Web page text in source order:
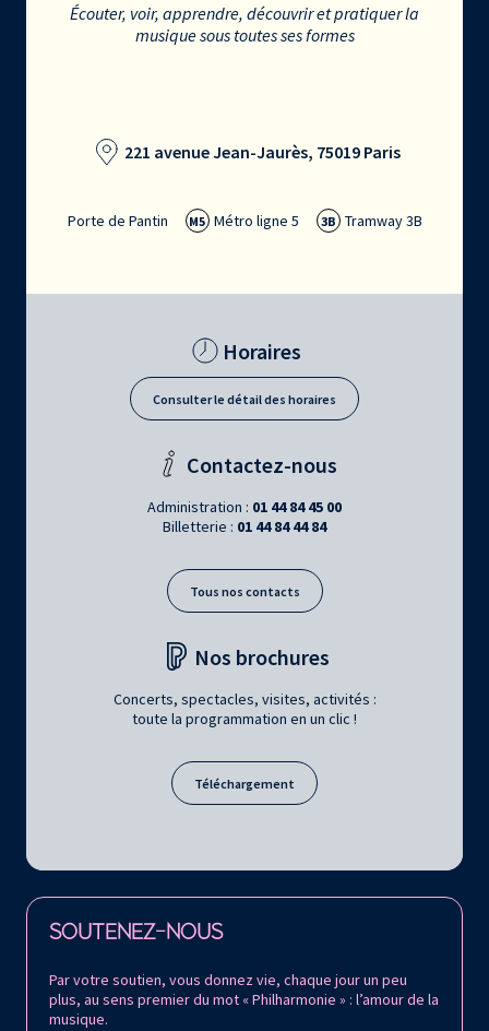
Écouter, voir, apprendre, découvrir et pratiquer la
musique sous toutes ses formes
221 avenue Jean-Jaurès, 75019 Paris
Porte de Pantin M5 Métro ligne 5 3B Tramway 3B
Horaires
Consulter le détail des horaires
Contactez-nous
Administration : 01 44 84 45 00
Billetterie : 01 44 84 44 84
Tous nos contacts
Nos brochures
Concerts, spectacles, visites, activités :
toute la programmation en un clic !
Téléchargement
SOUTENEZ-NOUS
Par votre soutien, vous donnez vie, chaque jour un peu
plus, au sens premier du mot « Philharmonie » : l’amour de la
musique.
Retrouvez la Philharmonie de Paris sur